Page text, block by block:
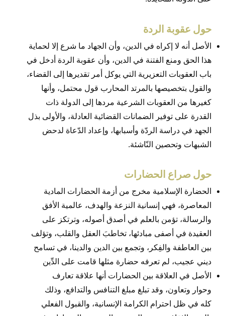
حول عقوبة الردة
الأصل أنه لا إكراه في الدين، وأن الجهاد ما شرع إلا لحماية
هذا الحق ومنع الفتنة في الدين، وأن عقوبة الردة أدخل في
باب العقوبات التعزيرية التي يوكل أمر تقديرها إلى القضاء،
والقول بتخصيصها بالمرتد المحارب قول محتمل، وأنها
كغيرها من العقوبات الشرعية مردها إلى الدولة ذات
القدرة على توفير الضمانات القضائية العادلة، والأولى بذل
الجهد في دراسة الردّة وأسبابها، وإعداد الدّعاة لدحض
الشبهات وتحصين النّاشئة.
حول صراع الحضارات
الحضارة الإسلامية مخرج من أزمة الحضارات المادية
المعاصرة، فهي إنسانية النزعة والهدف، عالمية الأفق
والرسالة، تؤمن بالعلم في أصدق أصوله، وترتكز على
العقيدة في أصفى مبادئها، تخاطبَ العقل والقلب، وتؤلف
بين العاطفة والفِكر، وتجمع بين الدين والدينا، في تسامح
ديني عجيب، لم تعرفه حضارة مثلها قامت على الدِّين
الأصل في العلاقة بين الحضارات أنها علاقة تعارف
وحوار وتعاون، وقد تبلغ مبلغ التنافس والتدافع، وذلك
كله في ظل احترام الكرامة الإنسانية، والقبول الفعلي